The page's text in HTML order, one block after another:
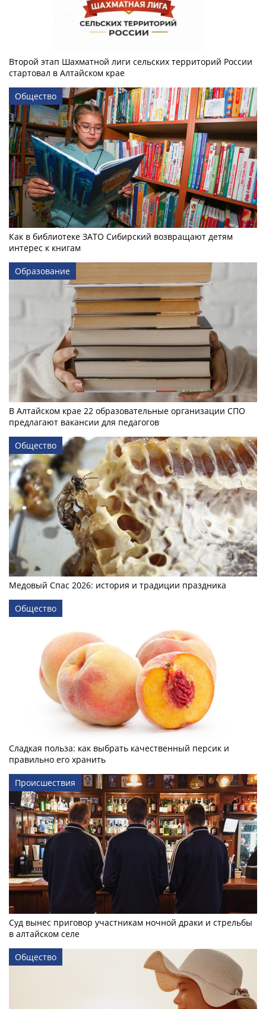
Второй этап Шахматной лиги сельских территорий России
стартовал в Алтайском крае
Общество
Как в библиотеке ЗАТО Сибирский возвращают детям
интерес к книгам
Образование
В Алтайском крае 22 образовательные организации СПО
предлагают вакансии для педагогов
Общество
Медовый Спас 2026: история и традиции праздника
Общество
Сладкая польза: как выбрать качественный персик и
правильно его хранить
Происшествия
Суд вынес приговор участникам ночной драки и стрельбы
в алтайском селе
Общество